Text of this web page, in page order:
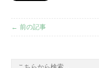
← 前の記事